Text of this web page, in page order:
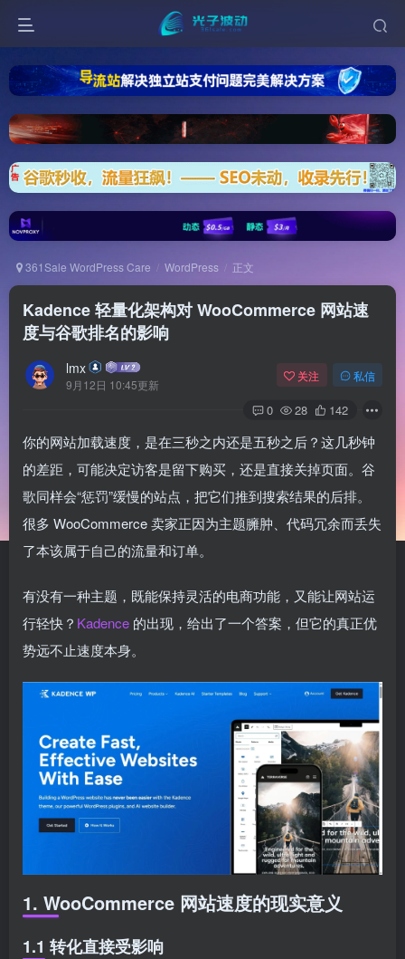
361Sale WordPress Care WordPress 正文
Kadence 轻量化架构对 WooCommerce 网站速
度与谷歌排名的影响
lmx
9月12日 10:45更新
关注 私信
0 28 142
你的网站加载速度，是在三秒之内还是五秒之后？这几秒钟
的差距，可能决定访客是留下购买，还是直接关掉页面。谷
歌同样会“惩罚”缓慢的站点，把它们推到搜索结果的后排。
很多 WooCommerce 卖家正因为主题臃肿、代码冗余而丢失
了本该属于自己的流量和订单。
有没有一种主题，既能保持灵活的电商功能，又能让网站运
行轻快？ Kadence 的出现，给出了一个答案，但它的真正优
势远不止速度本身。
1. WooCommerce 网站速度的现实意义
1.1 转化直接受影响